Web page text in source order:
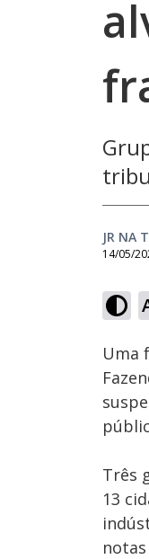
JR NA
14/05/
Uma
Três
13